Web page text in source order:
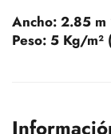
Ancho: 2.85 m
Peso: 5 Kg/m²